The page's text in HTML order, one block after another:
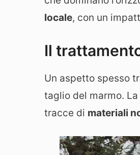
locale, con un
Il
Un aspetto spesso
taglio del marmo. La
tracce di materiali